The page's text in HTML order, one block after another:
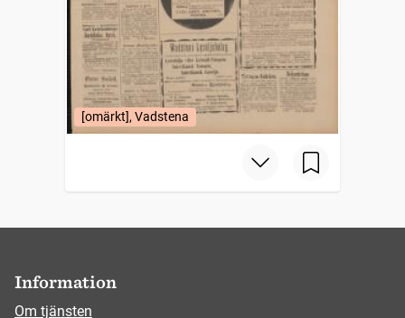
[omärkt], Vadstena
Information
Om tjänsten